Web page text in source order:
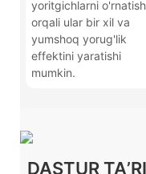
yoritgichlarni o'rnatish
orqali ular bir xil va
yumshoq yorug'lik
effektini yaratishi
mumkin.
DASTUR